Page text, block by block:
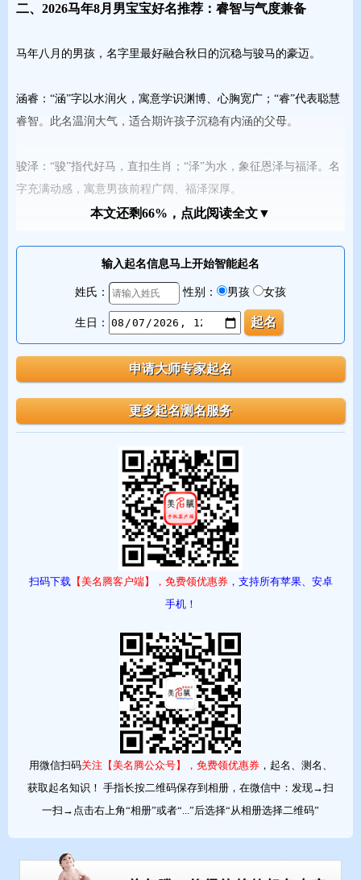
二、2026马年8月男宝宝好名推荐：睿智与气度兼备
马年八月的男孩，名字里最好融合秋日的沉稳与骏马的豪迈。
涵睿：“涵”字以水润火，寓意学识渊博、心胸宽广；“睿”代表聪慧
睿智。此名温润大气，适合期许孩子沉稳有内涵的父母。
骏泽：“骏”指代好马，直扣生肖；“泽”为水，象征恩泽与福泽。名
字充满动感，寓意男孩前程广阔、福泽深厚。
辰逸：“辰”字根取“龙马精神”之吉意，能增强活力；“逸”有潇洒自
在之意，整体寓意如星辰般闪耀、潇洒不羁。
瑞麟：麒麟是祥瑞之兽，“瑞”含吉祥之意，“麟”呼应马年，寓意孩
三、2026马年8月女宝宝好名推荐：温婉与诗意并存
八月的女孩，名字可以融合初秋的清润与夏末的灵动。
芷宁：“芷”为香草，是马儿喜食的植物，象征高洁芬芳；“宁”为安
宁，显温婉从容。名字清新雅致，寓意生活安稳无忧。
书瑶：“书”指典籍学识，寓才情满腹；“瑶”为美玉，喻纯洁高贵。
自带文雅书香气息，期许女孩品性如玉。
月瑶：八月临近中秋，月圆人团圆，“月瑶”如秋月般皎洁明亮，古
本文还剩66%，点此阅读全文▼
输入起名信息马上开始智能起名
姓氏： 性别： 男孩 女孩
生日：
扫码下载【美名腾客户端】，免费领优惠券，支持所有苹果、安卓
手机！
用微信扫码关注【美名腾公众号】，免费领优惠券，起名、测名、
获取起名知识！ 手指长按二维码保存到相册，在微信中：发现→扫
一扫→点击右上角“相册”或者“...”后选择“从相册选择二维码”